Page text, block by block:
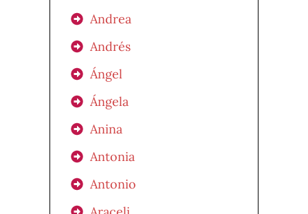
Andrea
Andrés
Ángel
Ángela
Anina
Antonia
Antonio